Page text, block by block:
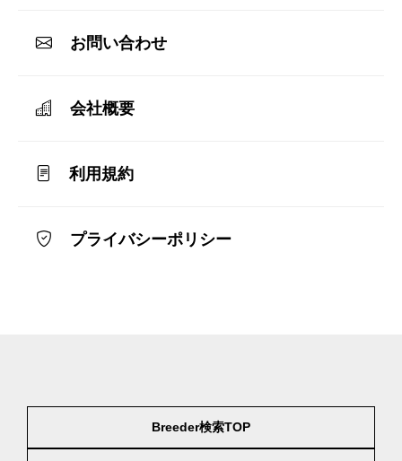
お問い合わせ
会社概要
利用規約
プライバシーポリシー
Breeder検索TOP